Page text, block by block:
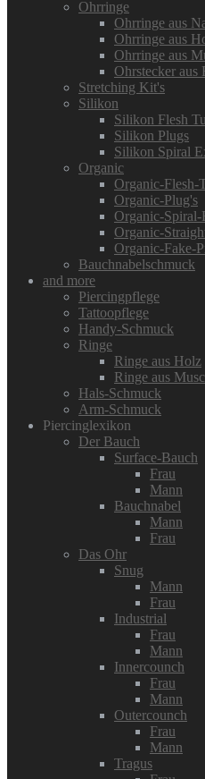
Ohrringe
Ohrringe aus
Ohrringe aus
Ohrringe aus
Ohrstecker aus
Stretching Kit's
Silikon
Silikon Flesh
Silikon Plugs
Silikon Spiral
Organic
Organic-Flesh-
Organic-Plug's
Organic-Spiral-
Organic-
Organic-Fake-
Bauchnabelschmuck
and more
Piercingpflege
Tattoopflege
Handy-Schmuck
Ringe
Ringe aus Holz
Ringe aus
Hals-Schmuck
Arm-Schmuck
Piercinglexikon
Der Bauch
Surface-Bauch
Frau
Mann
Bauchnabel
Mann
Frau
Das Ohr
Snug
Mann
Frau
Industrial
Frau
Mann
Innercounch
Frau
Mann
Outercounch
Frau
Mann
Tragus